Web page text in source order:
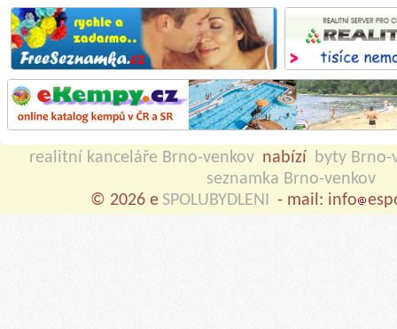
realitní kanceláře Brno-venkov nabízí byty Brno-
seznamka Brno-venkov
© 2026 e SPOLUBYDLENI - mail: info